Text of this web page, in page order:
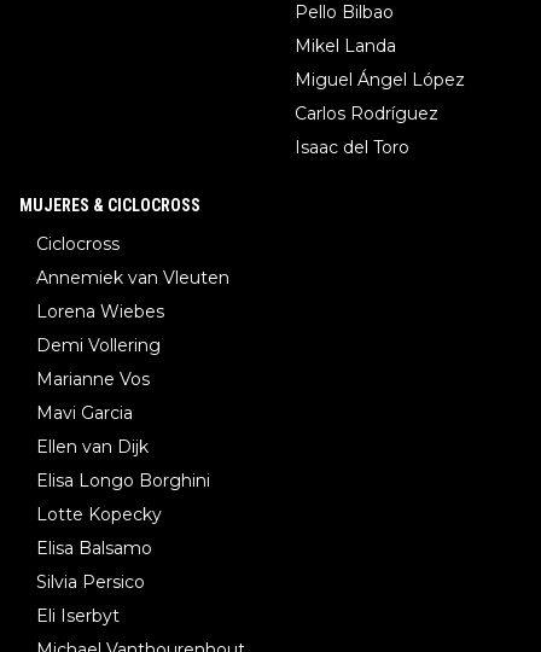
Pello Bilbao
Mikel Landa
Miguel Ángel López
Carlos Rodríguez
Isaac del Toro
MUJERES & CICLOCROSS
Ciclocross
Annemiek van Vleuten
Lorena Wiebes
Demi Vollering
Marianne Vos
Mavi Garcia
Ellen van Dijk
Elisa Longo Borghini
Lotte Kopecky
Elisa Balsamo
Silvia Persico
Eli Iserbyt